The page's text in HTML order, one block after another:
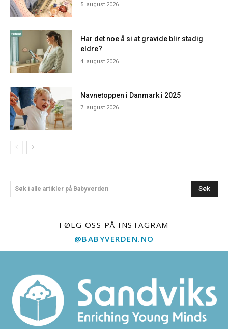
5. august 2026
Har det noe å si at gravide blir stadig
eldre?
4. august 2026
Navnetoppen i Danmark i 2025
7. august 2026
Søk i alle artikler på Babyverden Søk
FØLG OSS PÅ INSTAGRAM
@BABYVERDEN.NO